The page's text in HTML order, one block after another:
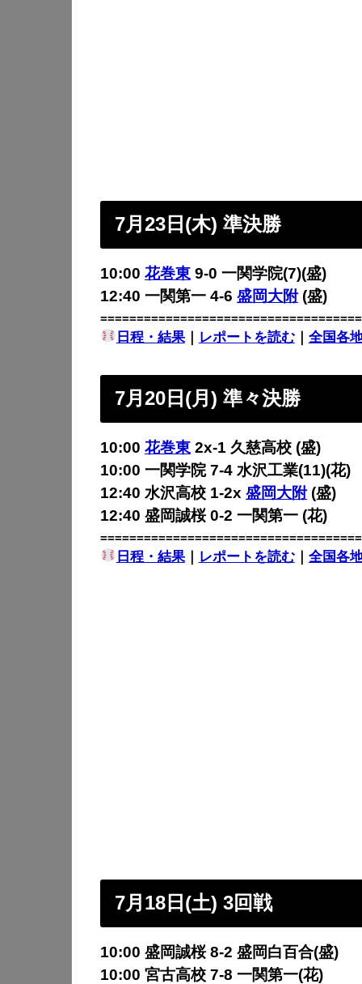
7月23日(木) 準決勝
10:00 花巻東 9-0 一関学院(7)(盛)
12:40 一関第一 4-6 盛岡大附(盛)
日程・結果｜ レポートを読む｜ 全国各
7月20日(月) 準々決勝
10:00 花巻東 2x-1 久慈高校 (盛)
10:00 一関学院 7-4 水沢工業(11)(花)
12:40 水沢高校 1-2x 盛岡大附(盛)
12:40 盛岡誠桜 0-2 一関第一 (花)
日程・結果｜ レポートを読む｜ 全国各
7月18日(土) 3回戦
10:00 盛岡誠桜 8-2 盛岡白百合(盛)
10:00 宮古高校 7-8 一関第一(花)